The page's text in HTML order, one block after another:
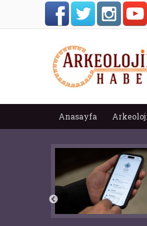
Anasayfa